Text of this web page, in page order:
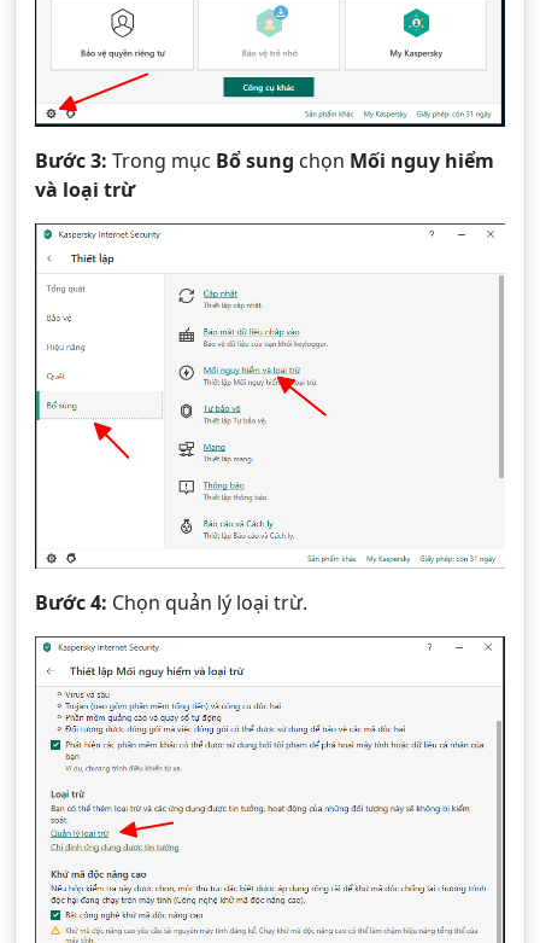
Bước 3: Trong mục Bổ sung chọn Mối nguy hiểm
và loại trừ
Bước 4: Chọn quản lý loại trừ.